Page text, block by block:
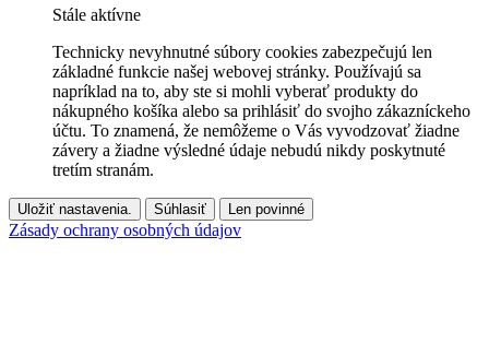
Stále aktívne
Technicky nevyhnutné súbory cookies zabezpečujú len
základné funkcie našej webovej stránky. Používajú sa
napríklad na to, aby ste si mohli vyberať produkty do
nákupného košíka alebo sa prihlásiť do svojho zákazníckeho
účtu. To znamená, že nemôžeme o Vás vyvodzovať žiadne
závery a žiadne výsledné údaje nebudú nikdy poskytnuté
tretím stranám.
Uložiť nastavenia. Súhlasiť Len povinné
Zásady ochrany osobných údajov